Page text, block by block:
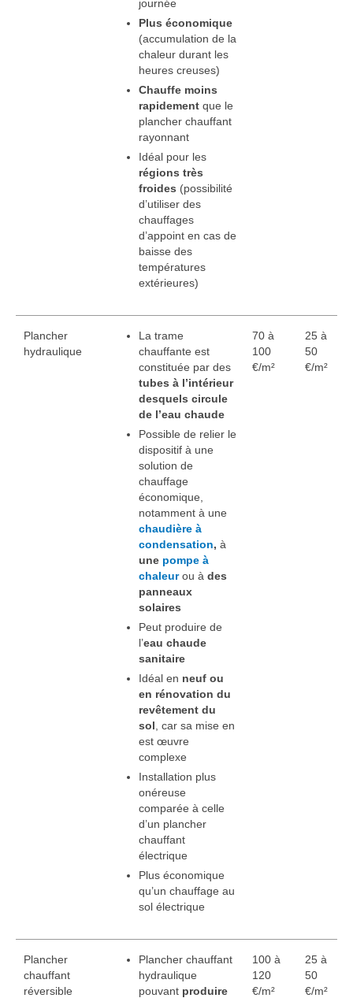
journée
Plus économique
(accumulation de la
chaleur durant les
heures creuses)
Chauffe moins
rapidementque le
plancher chauffant
rayonnant
Idéal pour les
régions très
froides (possibilité
d’utiliser des
chauffages
d’appoint en cas de
baisse des
températures
extérieures)
Plancher
hydraulique
La trame
chauffante est
constituée par des
tubes à l’intérieur
desquels circule
de l’eau chaude
Possible de relier le
dispositif à une
solution de
chauffage
économique,
notamment à une
chaudière à
condensation, à
une pompe à
chaleur ou à des
panneaux
solaires
Peut produire de
l’eau chaude
sanitaire
Idéal en neuf ou
en rénovation du
revêtement du
sol , car sa mise en
est œuvre
complexe
Installation plus
onéreuse
comparée à celle
d’un plancher
chauffant
électrique
Plus économique
qu’un chauffage au
sol électrique
70 à
100
€/m²
25 à
50
€/m²
Plancher
chauffant
réversible
Plancher chauffant
hydraulique
pouvant produire
100 à
120
€/m²
25 à
50
€/m²